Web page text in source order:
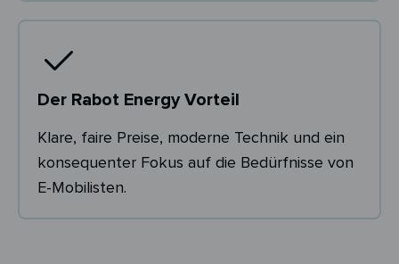
Der Rabot Energy Vorteil
Klare, faire Preise, moderne Technik und ein
konsequenter Fokus auf die Bedürfnisse von
E-Mobilisten.